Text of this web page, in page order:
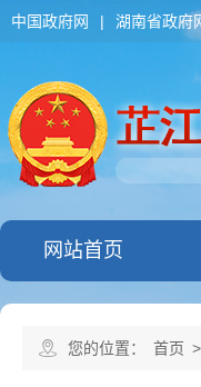
中国政府网 | 湖南省政府
网站首页
您的位置： 首页 >